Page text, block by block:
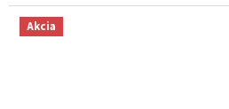
Akcia